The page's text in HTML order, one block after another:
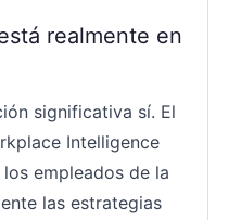
realmente en
significativa sí. El
Intelligence
empleados de la
las estrategias